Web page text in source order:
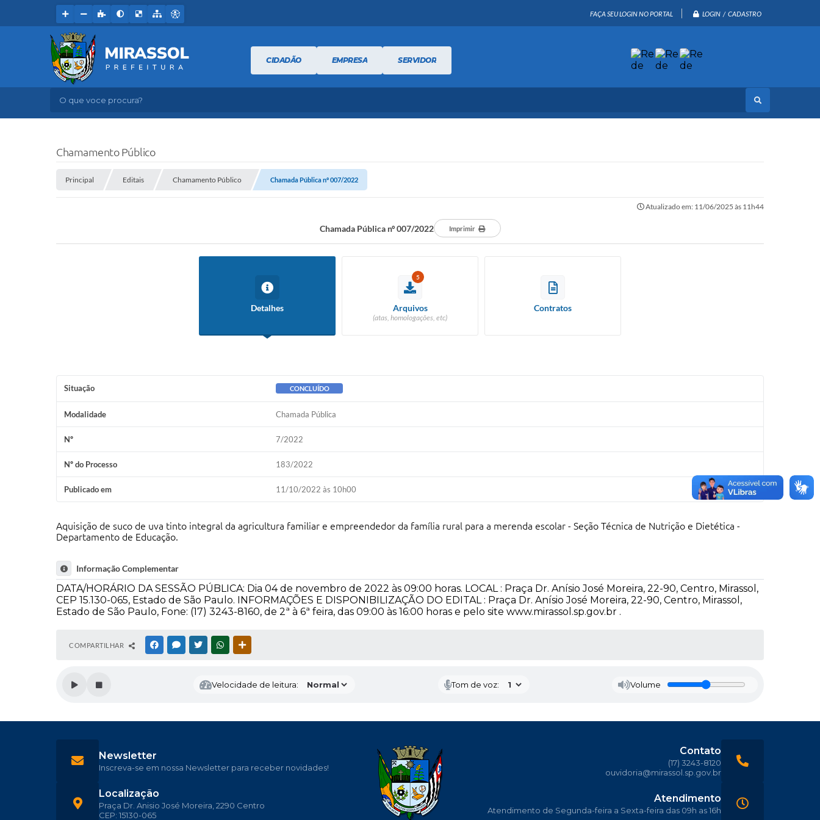
FAÇA SEU LOGIN NO PORTAL LOGIN / CADASTRO
O que voce procura?
CIDADÃO EMPRESA SERVIDOR
Chamamento Público
Principal Editais Chamamento Público Chamada Pública nº 007/2022
Atualizado em: 11/06/2025 às 11h44
Chamada Pública nº 007/2022 Imprimir
Detalhes
5
Arquivos
(atas, homologações, etc)
Contratos
Situação CONCLUÍDO
Modalidade Chamada Pública
Nº 7/2022
Nº do Processo 183/2022
Publicado em 11/10/2022 às 10h00
Aquisição de suco de uva tinto integral da agricultura familiar e empreendedor da família rural para a merenda escolar - Seção Técnica de Nutrição e Dietética -
Departamento de Educação.
Informação Complementar
DATA/HORÁRIO DA SESSÃO PÚBLICA: Dia 04 de novembro de 2022 às 09:00 horas. LOCAL : Praça Dr. Anísio José Moreira, 22-90, Centro, Mirassol,
CEP 15.130-065, Estado de São Paulo. INFORMAÇÕES E DISPONIBILIZAÇÃO DO EDITAL : Praça Dr. Anísio José Moreira, 22-90, Centro, Mirassol,
Estado de São Paulo, Fone: (17) 3243-8160, de 2ª à 6ª feira, das 09:00 às 16:00 horas e pelo site www.mirassol.sp.gov.br .
COMPARTILHAR FACEBOOKMESSENGER
TWITTERWHATSAPP
Velocidade de leitura: Tom de voz: Volume
Localização
Praça Dr. Anisio José Moreira, 2290 Centro
CEP: 15130-065
Contato
(17) 3243-8120
ouvidoria@mirassol.sp.gov.br
Atendimento
Atendimento de Segunda-feira a Sexta-feira das 09h as 16h
Newsletter
Inscreva-se em nossa Newsletter para receber novidades!